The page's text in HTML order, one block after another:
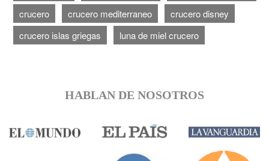
crucero
crucero mediterraneo
crucero disney
crucero islas griegas
luna de miel crucero
HABLAN DE NOSOTROS